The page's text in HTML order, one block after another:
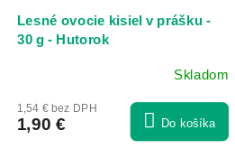
Lesné ovocie kisiel v prášku -
30 g - Hutorok
Skladom
1,54 € bez DPH
1,90 € Do košíka